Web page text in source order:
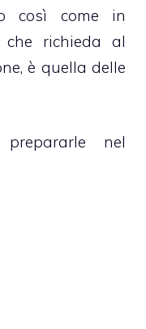
così come in
che richieda al
è quella delle
nel